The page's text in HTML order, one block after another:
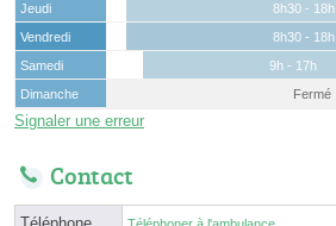
Jeudi
8h30 - 18h
Vendredi
8h30 - 18h
Samedi
9h - 17h
Dimanche
Fermé
Signaler une erreur
Contact